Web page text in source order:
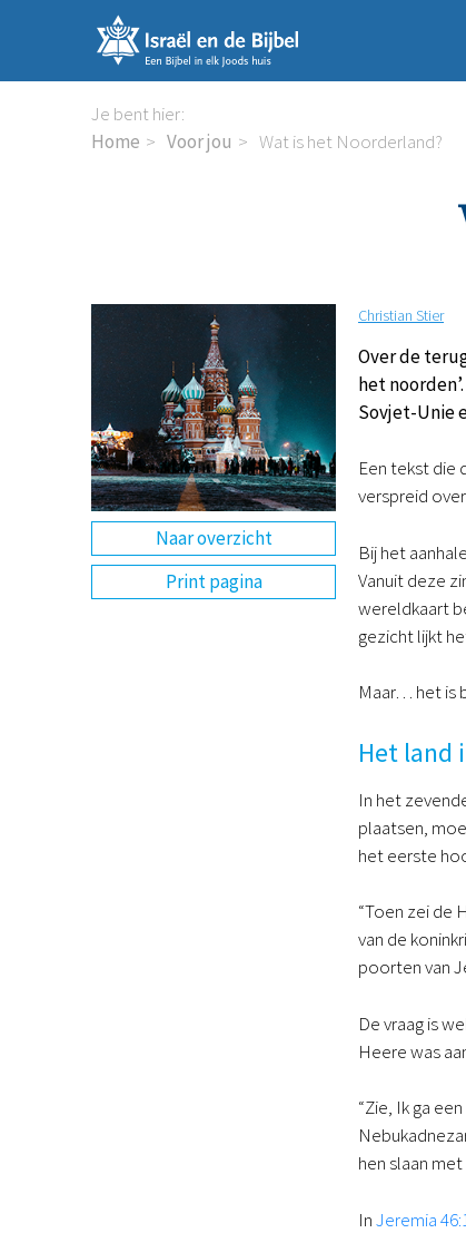
Je bent hier:
Home
Voor jou Wat is het Noorderland?
Naar overzicht
Print pagina
Christian Stier
Over de
het
Sovjet-Unie
Een tekst die
verspreid
Bij het
Vanuit deze
wereldkaart
gezicht lijkt
Maar… het is
Het land
In het
plaatsen,
het eerste
“Toen zei de
van de
poorten van
De vraag is
Heere was
“Zie, Ik ga
hen slaan
InJeremia